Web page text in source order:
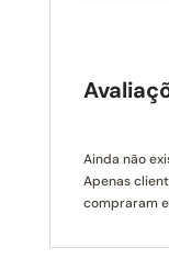
Ainda não
Apenas
compraram